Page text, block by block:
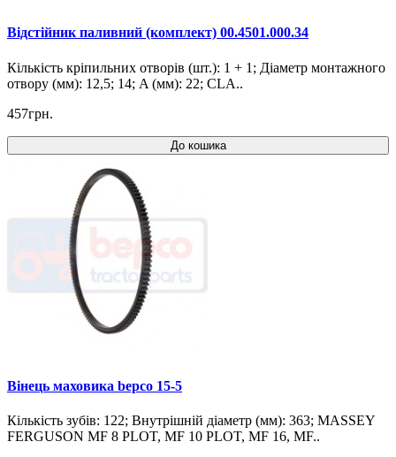
Відстійник паливний (комплект) 00.4501.000.34
Кількість кріпильних отворів (шт.): 1 + 1; Діаметр монтажного
отвору (мм): 12,5; 14; A (мм): 22; CLA..
457грн.
До кошика
Вінець маховика bepco 15-5
Кількість зубів: 122; Внутрішній діаметр (мм): 363; MASSEY
FERGUSON MF 8 PLOT, MF 10 PLOT, MF 16, MF..